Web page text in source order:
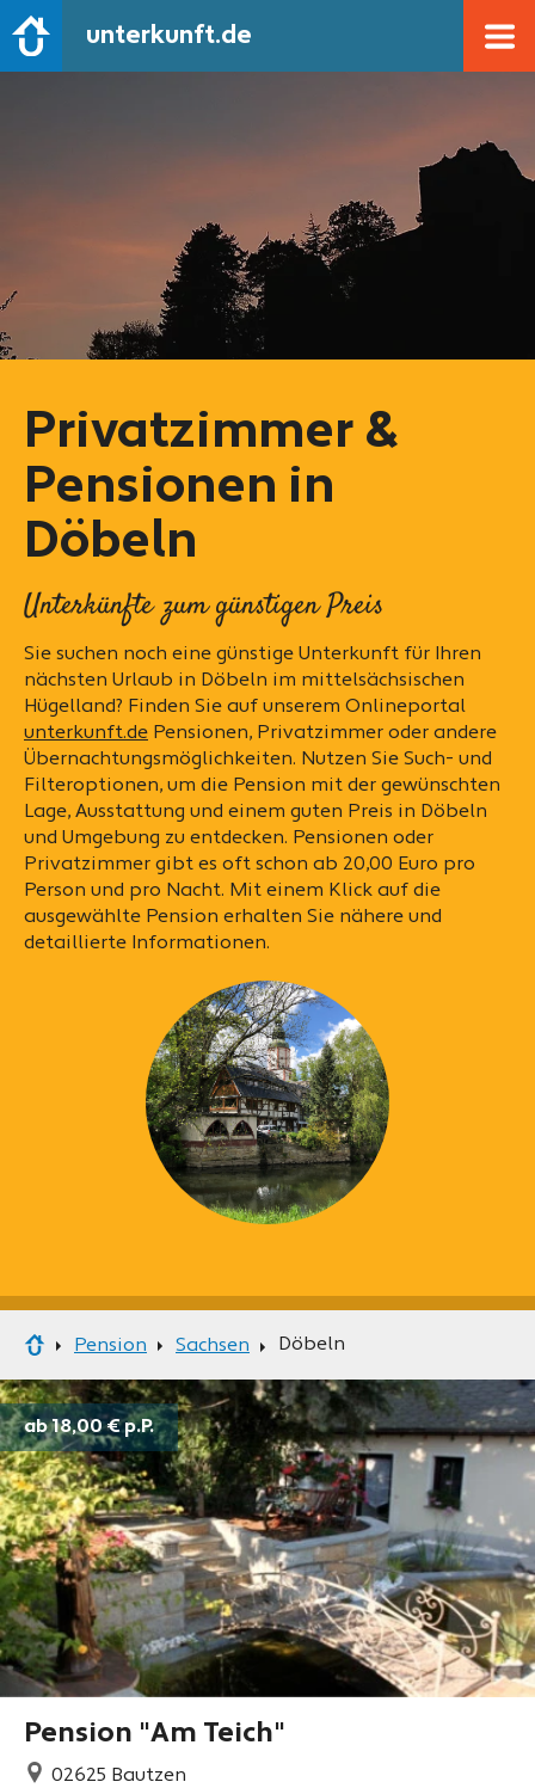
unterkunft.de
Privatzimmer &
Pensionen in
Döbeln
Unterkünfte zum günstigen Preis
Sie suchen noch eine günstige Unterkunft für Ihren
nächsten Urlaub in Döbeln im mittelsächsischen
Hügelland? Finden Sie auf unserem Onlineportal
unterkunft.de Pensionen, Privatzimmer oder andere
Übernachtungsmöglichkeiten. Nutzen Sie Such- und
Filteroptionen, um die Pension mit der gewünschten
Lage, Ausstattung und einem guten Preis in Döbeln
und Umgebung zu entdecken. Pensionen oder
Privatzimmer gibt es oft schon ab 20,00 Euro pro
Person und pro Nacht. Mit einem Klick auf die
ausgewählte Pension erhalten Sie nähere und
detaillierte Informationen.
Pension Sachsen Döbeln
Pension "Am Teich"
02625 Bautzen
ab 18,00 €p.P.